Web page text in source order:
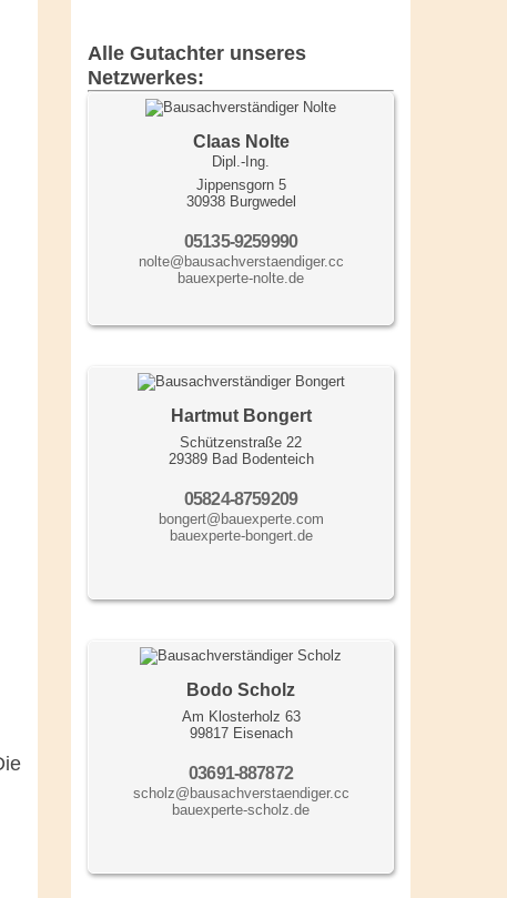
Alle Gutachter unseres
Netzwerkes:
Claas Nolte
Dipl.-Ing.
Jippensgorn 5
30938 Burgwedel
05135-9259990
nolte@bausachverstaendiger.cc
bauexperte-nolte.de
Hartmut Bongert
Schützenstraße 22
29389 Bad Bodenteich
05824-8759209
bongert@bauexperte.com
bauexperte-bongert.de
Bodo Scholz
Am Klosterholz 63
99817 Eisenach
03691-887872
scholz@bausachverstaendiger.cc
bauexperte-scholz.de